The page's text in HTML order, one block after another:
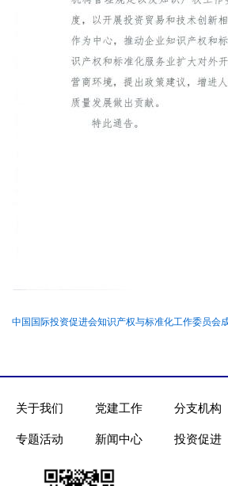
中国国际投资促进会知识产权与标准化工作委员会
关于我们 党建工作 分支机构
专题活动 新闻中心 投资促进